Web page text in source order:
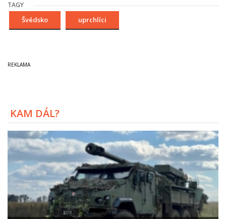
TAGY
Švédsko uprchlíci
KAM DÁL?